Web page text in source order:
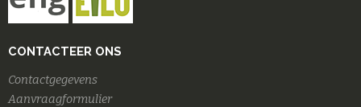
CONTACTEER ONS
Contactgegevens
Aanvraagformulier